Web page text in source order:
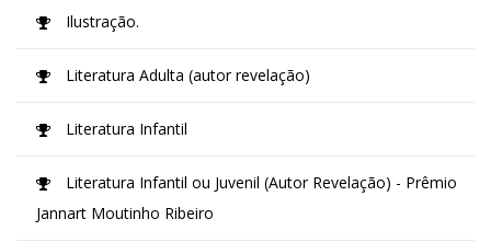
Ilustração.
Literatura Adulta (autor revelação)
Literatura Infantil
Literatura Infantil ou Juvenil (Autor Revelação) - Prêmio
Jannart Moutinho Ribeiro